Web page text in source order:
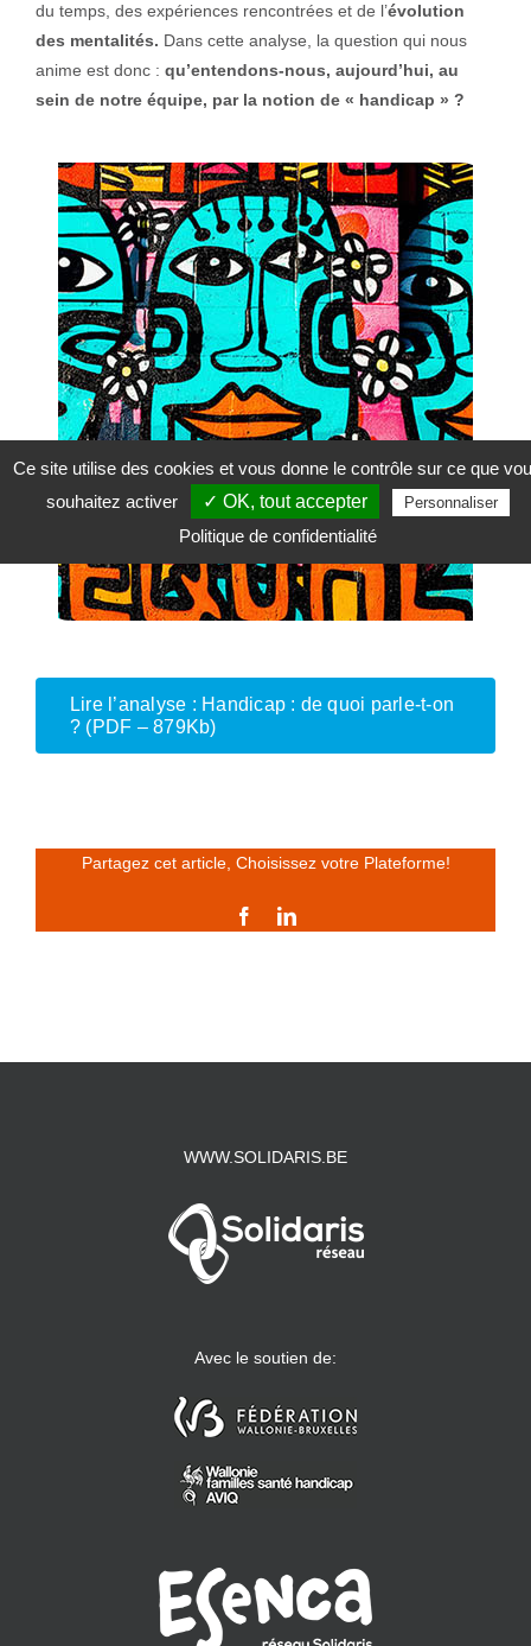
du temps, des expériences rencontrées et de l’évolution
des mentalités. Dans cette analyse, la question qui nous
anime est donc : qu’entendons-nous, aujourd’hui, au
sein de notre équipe, par la notion de « handicap » ?
Lire l’analyse : Handicap : de quoi parle-t-on
? (PDF – 879Kb)
Partagez cet article, Choisissez votre Plateforme!
FacebookLinkedIn
WWW.SOLIDARIS.BE
Avec le soutien de:
Ce site utilise des cookies et vous donne le contrôle sur ce que
souhaitez activer
✓ OK, tout accepter Personnaliser
Politique de confidentialité